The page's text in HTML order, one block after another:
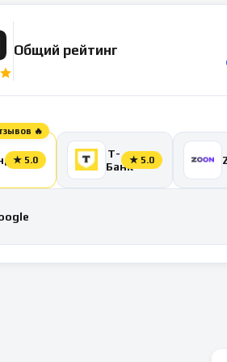
Общий рейтинг
🔥
★ 5.0
Т-
Банк★ 5.0